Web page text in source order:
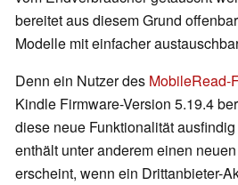
bereitet aus diesem Grund
Modelle mit einfacher
Denn ein Nutzer des MobileRead-
Kindle Firmware-Version 5.19.4
diese neue Funktionalität
enthält unter anderem einen
erscheint, wenn ein Drittanbieter-